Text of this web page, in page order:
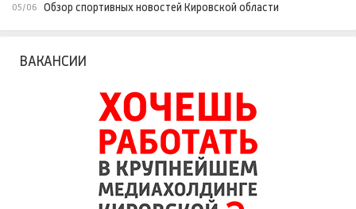
05/06 Обзор спортивных новостей Кировской области
ВАКАНСИИ